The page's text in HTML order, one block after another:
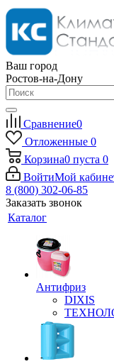
Ваш город
Ростов-на-Дону
Сравнение0
Отложенные 0
Корзина0 пуста 0
ВойтиМой
8 (800) 302-06-85
Заказать звонок
Каталог
Антифриз
DIXIS